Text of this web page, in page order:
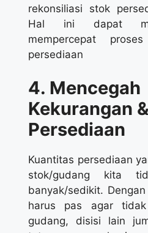
rekonsiliasi stok
Hal ini dapat
mempercepat
persediaan
4. Mencegah
Kekurangan
Persediaan
Kuantitas persediaan
stok/gudang kita
banyak/sedikit.
harus pas agar
gudang, disisi lain